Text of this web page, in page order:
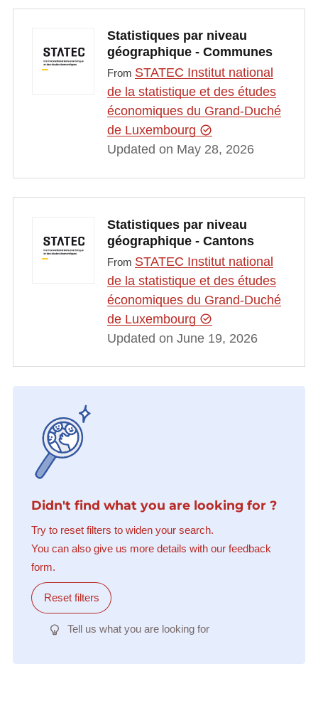
Statistiques par niveau
géographique - Communes
From STATEC Institut national
de la statistique et des études
économiques du Grand-Duché
de Luxembourg
Updated on May 28, 2026
Statistiques par niveau
géographique - Cantons
From STATEC Institut national
de la statistique et des études
économiques du Grand-Duché
de Luxembourg
Updated on June 19, 2026
Didn't find what you are looking for ?
Try to reset filters to widen your search.
You can also give us more details with our feedback
form.
Reset filters
Tell us what you are looking for